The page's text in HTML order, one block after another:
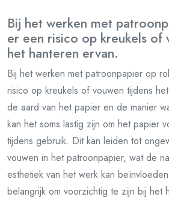
Bij het werken met
er een risico op kreukels of
het hanteren ervan.
Bij het werken met patroonpapier op
risico op kreukels of vouwen tijdens
de aard van het papier en de manier
kan het soms lastig zijn om het papier
tijdens gebruik. Dit kan leiden tot
vouwen in het patroonpapier, wat de
esthetiek van het werk kan
belangrijk om voorzichtig te zijn bij het